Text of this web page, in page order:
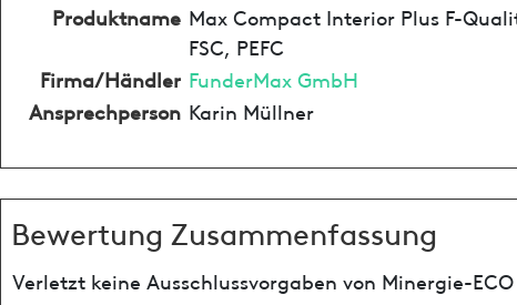
Produktname Max Compact Interior Plus F-
FSC, PEFC
Firma/Händler FunderMax GmbH
Ansprechperson Karin Müllner
Bewertung Zusammenfassung
Verletzt keine Ausschlussvorgaben von Minergie-ECO